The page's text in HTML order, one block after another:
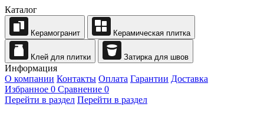
Каталог
Керамогранит Керамическая плитка
Клей для плитки Затирка для швов
Информация
О компании Контакты Оплата Гарантии Доставка
Избранное 0 Сравнение 0
Перейти в раздел Перейти в раздел